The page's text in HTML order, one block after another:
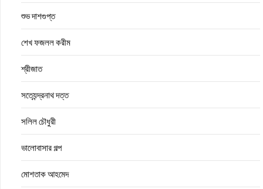
শুভ দাশগুপ্ত
শেখ ফজলল করীম
শ্রীজাত
সত্যেন্দ্রনাথ দত্ত
সলিল চৌধুরী
ভালোবাসার গল্প
মোশতাক আহমেদ